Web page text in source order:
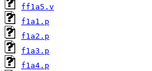
ff1a5.v
f1a1.p
f1a2.p
f1a3.p
f1a4.p